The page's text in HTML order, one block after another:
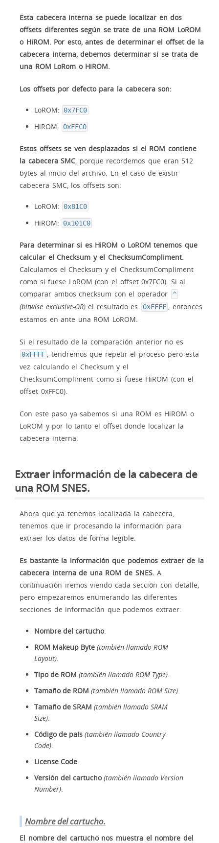
Esta cabecera interna se puede localizar en dos
offsets diferentes según se trate de una ROM LoROM
o HiROM. Por esto, antes de determinar el offset de la
cabecera interna, debemos determinar si se trata de
una ROM LoRom o HiROM.
Los offsets por defecto para la cabecera son:
LoROM: 0x7FC0
HiROM: 0xFFC0
Estos offsets se ven desplazados si el ROM contiene
la cabecera SMC, porque recordemos que eran 512
bytes al inicio del archivo. En el caso de existir
cabecera SMC, los offsets son:
LoROM: 0x81C0
HiROM: 0x101C0
Para determinar si es HiROM o LoROM tenemos que
calcular el Checksum y el ChecksumCompliment.
Calculamos el Checksum y el ChecksumCompliment
como si fuese LoROM (con el offset 0x7FC0). Si al
comparar ambos checksum con el operador
^
(bitwise exclusive-OR)el resultado es 0xFFFF , entonces
estamos en ante una ROM LoROM.
Si el resultado de la comparación anterior no es
0xFFFF , tendremos que repetir el proceso pero esta
vez calculando el Checksum y el
ChecksumCompliment como si fuese HiROM (con el
offset 0xFFC0).
Con este paso ya sabemos si una ROM es HiROM o
LoROM y por lo tanto el offset donde localizar la
cabecera interna.
Extraer información de la cabecera de
una ROM SNES.
Ahora que ya tenemos localizada la cabecera,
tenemos que ir procesando la información para
extraer los datos de forma legible.
Es bastante la información que podemos extraer de la
cabecera interna de una ROM de SNES.A
continuación iremos viendo cada sección con detalle,
pero empezaremos enumerando las diferentes
secciones de información que podemos extraer:
Nombre del cartucho.
ROM Makeup Byte (también llamado ROM
Layout)
Tipo de ROM (también llamado ROM Type)
Tamaño de ROM (también llamado ROM Size)
Tamaño de SRAM (también llamado SRAM
Size)
Código de país (también llamado Country
Code)
License Code
Versión del cartucho (también llamado Version
Number)
Nombre del cartucho.
El nombre del cartucho nos muestra el nombre del